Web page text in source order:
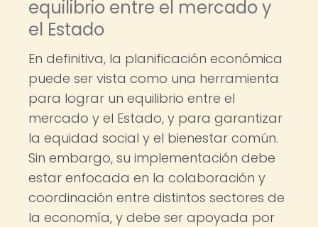
equilibrio entre el mercado y
el Estado
En definitiva, la planificación económica
puede ser vista como una herramienta
para lograr un equilibrio entre el
mercado y el Estado, y para garantizar
la equidad social y el bienestar común.
Sin embargo, su implementación debe
estar enfocada en la colaboración y
coordinación entre distintos sectores de
la economía, y debe ser apoyada por